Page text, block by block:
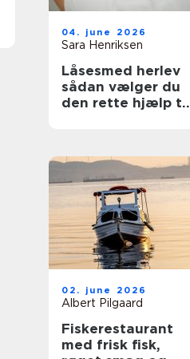
04. june 2026
Sara Henriksen
Låsesmed herlev
sådan vælger du
den rette hjælp til
02. june 2026
Albert Pilgaard
Fiskerestaurant
med frisk fisk,